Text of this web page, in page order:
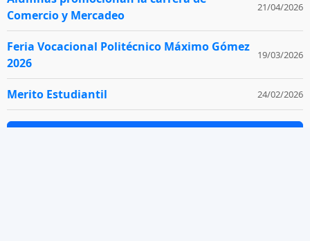
Comercio y Mercadeo
21/04/2026
Feria Vocacional Politécnico Máximo Gómez
2026
19/03/2026
Merito Estudiantil 24/02/2026